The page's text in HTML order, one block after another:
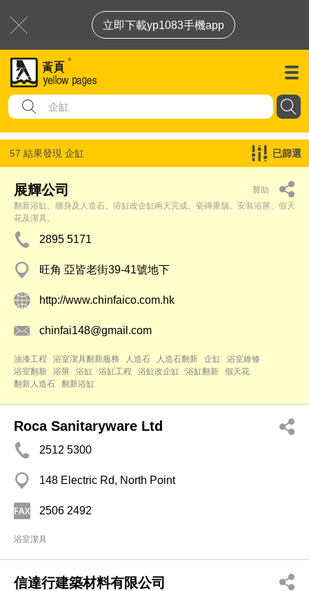
立即下載yp1083手機app
57 結果發現 企缸 已篩選
展輝公司
贊助
翻新浴缸、牆身及人造石。浴缸改企缸兩天完成。瓷磚重舖。安裝浴屏、假天
花及潔具。
2895 5171
旺角 亞皆老街39-41號地下
http://www.chinfaico.com.hk
chinfai148@gmail.com
油漆工程 浴室潔具翻新服務 人造石 人造石翻新 企缸
浴室維修
浴室翻新
浴屏 浴缸 浴缸工程 浴缸改企缸 浴缸翻新
假天花
翻新人造石
翻新浴缸
Roca Sanitaryware Ltd
2512 5300
148 Electric Rd, North Point
2506 2492
浴室潔具
信達行建築材料有限公司